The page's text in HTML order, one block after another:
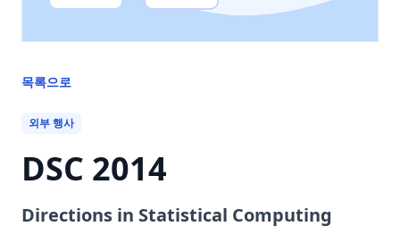
목록으로
외부 행사
DSC 2014
Directions in Statistical Computing